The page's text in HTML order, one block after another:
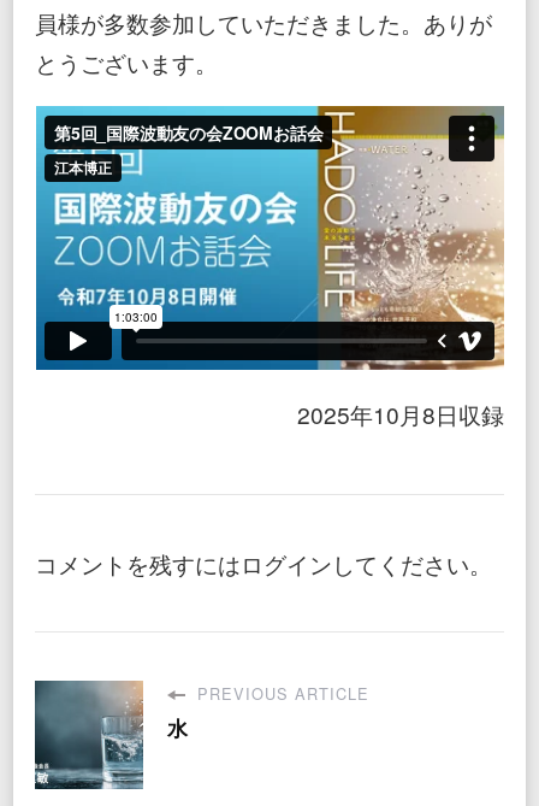
の
話
会
【無
料
公
開】
員様が多数参加していただきました。ありが
とうございます。
2025年10月8日収録
コメントを残すにはログインしてください。
PREVIOUS ARTICLE
水